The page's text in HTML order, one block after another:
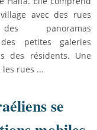
avec des rues
panoramas
des petites galeries
des résidents. Une
rues ...
se